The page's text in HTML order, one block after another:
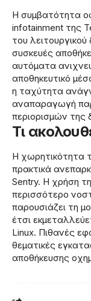
Η συμβατότητα
infotainment της
του
συσκευές
αυτόματα
αποθηκευτικό
η ταχύτητα
αναπαραγωγή
περιορισμών της
Τι
Η χωρητικότητα
πρακτικά
Sentry. Η χρήση
περισσότερο
παρουσιάζει τη
έτσι
Linux. Πιθανές
θεματικές
αποθήκευσης